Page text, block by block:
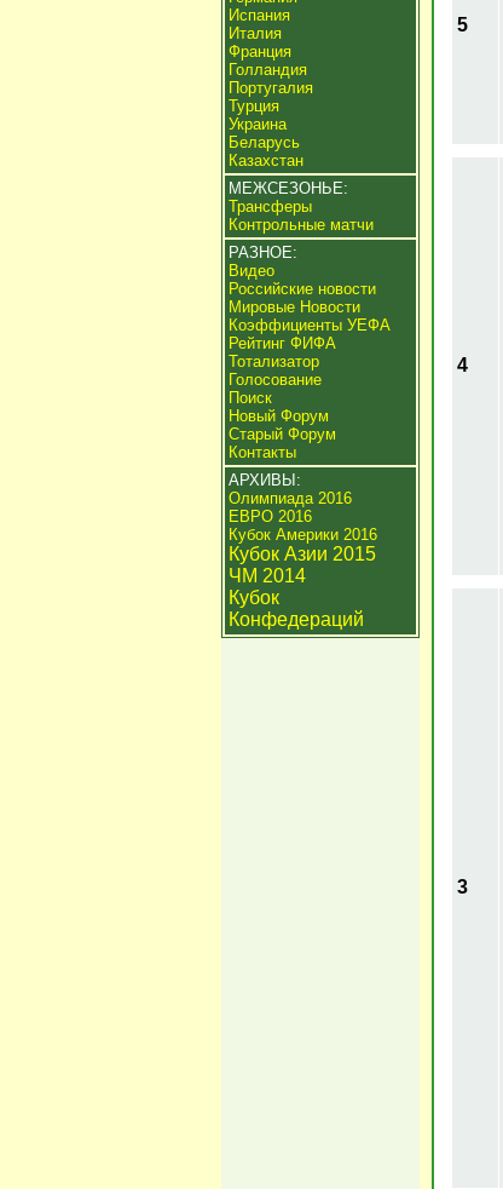
Испания
Италия
Франция
Голландия
Португалия
Турция
Украина
Беларусь
Казахстан
МЕЖСЕЗОНЬЕ:
Трансферы
Контрольные матчи
РАЗНОЕ:
Видео
Российские новости
Мировые Новости
Коэффициенты УЕФА
Рейтинг ФИФА
Тотализатор
Голосование
Поиск
Новый Форум
Старый Форум
Контакты
АРХИВЫ:
Олимпиада 2016
ЕВРО 2016
Кубок Америки 2016
Кубок Азии 2015
ЧМ 2014
Кубок
Конфедераций
5
4
3